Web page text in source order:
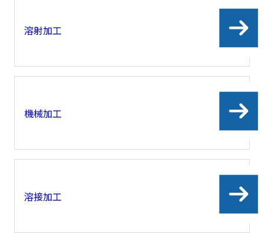
溶射加工
機械加工
溶接加工